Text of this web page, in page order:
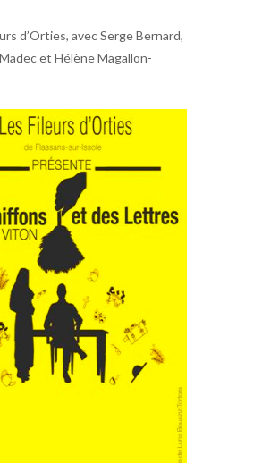
d’Orties, avec Serge Bernard,
et Hélène Magallon-